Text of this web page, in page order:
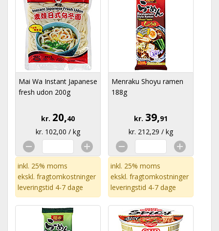
Mai Wa Instant Japanese
fresh udon 200g
kr. 20,40
kr. 102,00 / kg
inkl. 25% moms
ekskl. fragtomkostninger
leveringstid 4-7 dage
Menraku Shoyu ramen
188g
kr. 39,91
kr. 212,29 / kg
inkl. 25% moms
ekskl. fragtomkostninger
leveringstid 4-7 dage